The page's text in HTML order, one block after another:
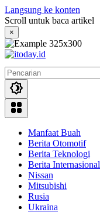
Langsung ke konten
Scroll untuk baca artikel
×
Manfaat Buah
Berita Otomotif
Berita Teknologi
Berita Internasional
Nissan
Mitsubishi
Rusia
Ukraina